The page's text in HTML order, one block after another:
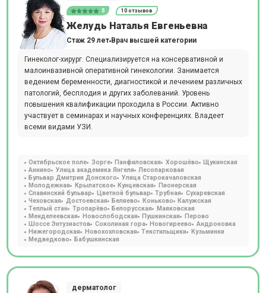
5 10 отзывов
Желудь Наталья Евгеньевна
Стаж 29 лет Врач высшей категории
Гинеколог-хирург. Специализируется на консервативной и
малоинвазивной оперативной гинекологии. Занимается
ведением беременности, диагностикой и лечением различных
патологий, бесплодия и других заболеваний. Уровень
повышения квалификации проходила в России. Активно
участвует в семинарах и научных конференциях. Владеет
всеми видами УЗИ.
Октябрьское поле Зорге Панфиловская Хорошёво
Щукинская
Аннино
Улица академика Янгеля
Лесопарковая
Бульвар Дмитрия Донского
Улица Старокачаловская
Молодежная
Крылатское Кунцевская
Пионерская
Славянский бульвар
Цветной бульвар Трубная
Сухаревская
Чеховская
Достоевская Беляево Коньково
Калужская
Теплый стан
Тропарёво Белорусская
Маяковская
Менделеевская
Новослободская Пушкинская
Перово
Шоссе Энтузиастов
Соколиная гора Новогиреево
Андроновка
Нижегородская
Новохохловская Текстильщики
Кузьминки
Медведково
Бабушкинская
дерматолог